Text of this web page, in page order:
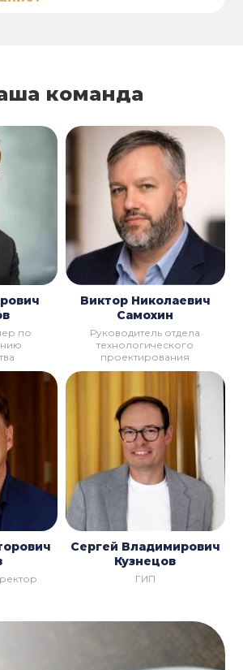
команда
по
Виктор Николаевич
Самохин
Руководитель отдела
технологического
проектирования
Сергей Владимирович
Кузнецов
ГИП